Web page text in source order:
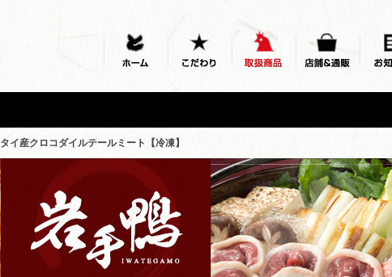
イ産クロコダイルテールミート【冷凍】